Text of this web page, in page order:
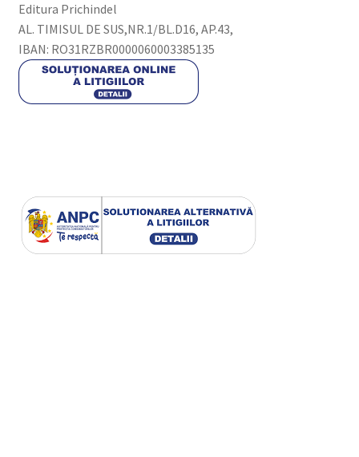
Editura Prichindel
AL. TIMISUL DE SUS,NR.1/BL.D16, AP.43,
IBAN: RO31RZBR0000060003385135